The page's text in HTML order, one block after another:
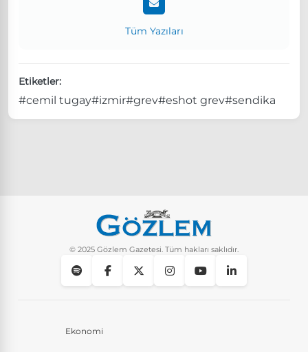
Tüm Yazıları
Etiketler:
#cemil tugay#izmir#grev#eshot grev#sendika
© 2025 Gözlem Gazetesi. Tüm hakları saklıdır.
Ekonomi